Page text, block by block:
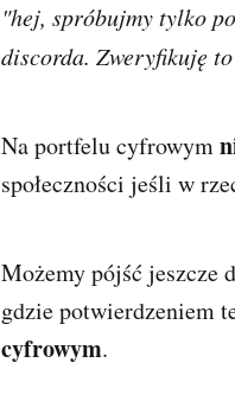
"hej, spróbujmy tylko
discorda. Zweryfikuję
Na portfelu cyfrowym
społeczności jeśli w
Możemy pójść jeszcze
gdzie potwierdzeniem
cyfrowym.